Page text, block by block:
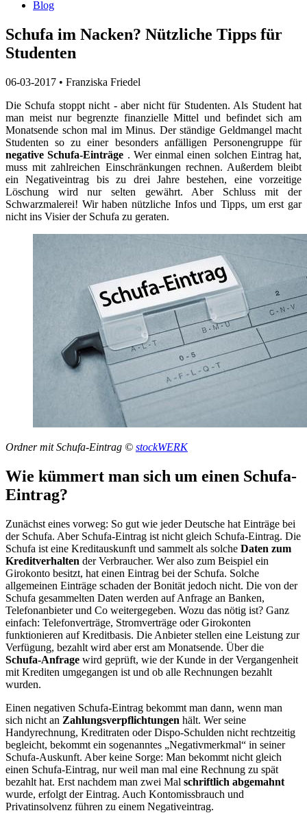
Blog
Schufa im Nacken? Nützliche Tipps für
Studenten
06-03-2017 • Franziska Friedel
Die Schufa stoppt nicht - aber nicht für Studenten. Als Student hat
man meist nur begrenzte finanzielle Mittel und befindet sich am
Monatsende schon mal im Minus. Der ständige Geldmangel macht
Studenten so zu einer besonders anfälligen Personengruppe für
negative Schufa-Einträge . Wer einmal einen solchen Eintrag hat,
muss mit zahlreichen Einschränkungen rechnen. Außerdem bleibt
ein Negativeintrag bis zu drei Jahre bestehen, eine vorzeitige
Löschung wird nur selten gewährt. Aber Schluss mit der
Schwarzmalerei! Wir haben nützliche Infos und Tipps, um erst gar
nicht ins Visier der Schufa zu geraten.
Ordner mit Schufa-Eintrag © stockWERK
Wie kümmert man sich um einen Schufa-
Eintrag?
Zunächst eines vorweg: So gut wie jeder Deutsche hat Einträge bei
der Schufa. Aber Schufa-Eintrag ist nicht gleich Schufa-Eintrag. Die
Schufa ist eine Kreditauskunft und sammelt als solche Daten zum
Kreditverhalten der Verbraucher. Wer also zum Beispiel ein
Girokonto besitzt, hat einen Eintrag bei der Schufa. Solche
allgemeinen Einträge schaden der Bonität jedoch nicht. Die von der
Schufa gesammelten Daten werden auf Anfrage an Banken,
Telefonanbieter und Co weitergegeben. Wozu das nötig ist? Ganz
einfach: Telefonverträge, Stromverträge oder Girokonten
funktionieren auf Kreditbasis. Die Anbieter stellen eine Leistung zur
Verfügung, bezahlt wird aber erst am Monatsende. Über die
Schufa-Anfrage wird geprüft, wie der Kunde in der Vergangenheit
mit Krediten umgegangen ist und ob alle Rechnungen bezahlt
wurden.
Einen negativen Schufa-Eintrag bekommt man dann, wenn man
sich nicht an Zahlungsverpflichtungen hält. Wer seine
Handyrechnung, Kreditraten oder Dispo-Schulden nicht rechtzeitig
begleicht, bekommt ein sogenanntes „Negativmerkmal“ in seiner
Schufa-Auskunft. Aber keine Sorge: Man bekommt nicht gleich
einen Schufa-Eintrag, nur weil man mal eine Rechnung zu spät
bezahlt hat. Erst nachdem man zwei Mal schriftlich abgemahnt
wurde, erfolgt der Eintrag. Auch Kontomissbrauch und
Privatinsolvenz führen zu einem Negativeintrag.